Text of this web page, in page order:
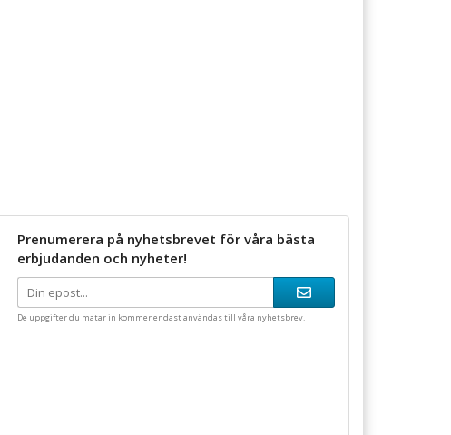
Prenumerera på nyhetsbrevet för våra bästa
erbjudanden och nyheter!
De uppgifter du matar in kommer endast användas till våra nyhetsbrev.